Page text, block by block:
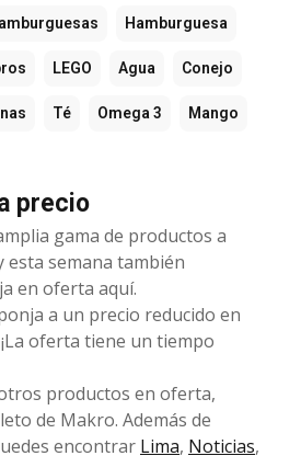
Hamburguesa
LEGO Agua Conejo
Té Omega 3 Mango
precio
gama de productos a
esta semana también
en oferta aquí.
a un precio reducido en
oferta tiene un tiempo
productos en oferta,
de Makro. Además de
encontrar Lima, Noticias,